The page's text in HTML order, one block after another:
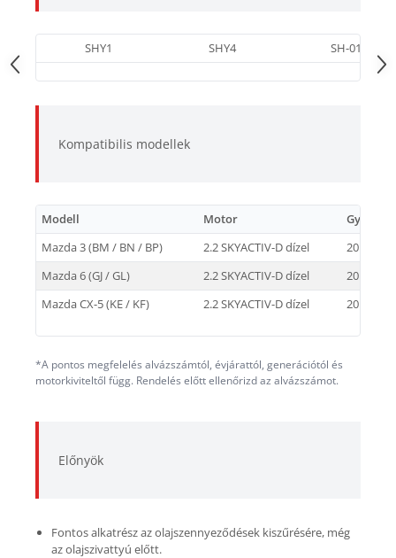
SHY1 SHY4 SH-01
Kompatibilis modellek
Modell Motor
Gyártási
Mazda 3 (BM / BN / BP)
2.2 SKYACTIV-D dízel
2013 →
Mazda 6 (GJ / GL)
2.2 SKYACTIV-D dízel
2012 →
Mazda CX-5 (KE / KF)
2.2 SKYACTIV-D dízel 2012 →
*A pontos megfelelés alvázszámtól, évjárattól, generációtól és
motorkiviteltől függ. Rendelés előtt ellenőrizd az alvázszámot.
Előnyök
Fontos alkatrész az olajszennyeződések kiszűrésére, még
az olajszivattyú előtt.